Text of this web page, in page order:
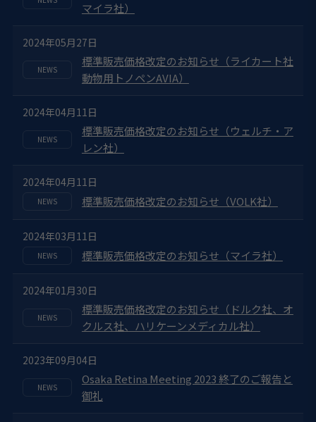
マイラ社）
2024年05月27日
標準販売価格改定のお知らせ（ライカート社
動物用トノペンAVIA）
2024年04月11日
標準販売価格改定のお知らせ（ウェルチ・ア
レン社）
2024年04月11日
標準販売価格改定のお知らせ（VOLK社）
2024年03月11日
標準販売価格改定のお知らせ（マイラ社）
2024年01月30日
標準販売価格改定のお知らせ（ドルク社、オ
クルス社、ハリケーンメディカル社）
2023年09月04日
Osaka Retina Meeting 2023 終了のご報告と
御礼